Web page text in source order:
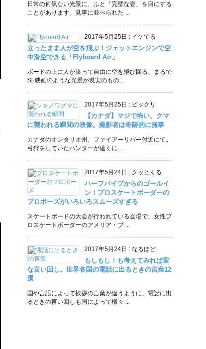
日常の何気ない光景に、ふと「完璧な姿」を目にする
ことがあります。見事に並べられた ...
2017年5月25日 : イケてる
立ったまま人が空を飛ぶ！ジェットエンジンで空
中滑空できる「Flyboard Air」
ボードの上に人が乗って自由に空を飛び回る、まるで
SF映画のような光景が現実のもの ...
2017年5月25日 : ビックリ
【カナダ】マジで怖い。クマ
に襲われる瞬間の映像。撮影者は奇跡的に無事
カナダのオンタリオ州、ファイアーリバー付近にて。
弓狩をしていたハンターが遠くに ...
2017年5月24日 : グッとくる
ハーフパイプからのゴールイ
ン！プロスケートボーダーの
プロポーズがいろいろスムーズすぎる
スケートボードの大会が行われている会場で、女性プ
ロスケートボーダーのアメリア・ブ ...
2017年5月24日 : なるほど
もしもし！も考えてみれば変
な言い回し。世界各国の電話に出るときの言葉12
選
国や言語によって挨拶の言葉が違うように、電話に出
るときの言い回しも国によって様々 ...